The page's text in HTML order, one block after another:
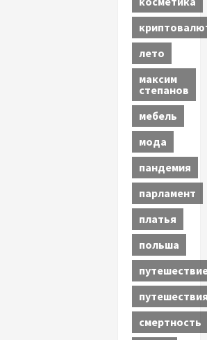
лето
максим
степанов
мебель
мода
пандемия
парламент
платья
польша
смертность